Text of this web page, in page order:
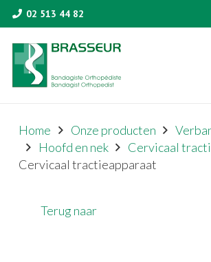
02 513 44 82
Home Onze producten
Hoofd en nek
Cervicaal
Cervicaal tractieapparaat
Terug naar